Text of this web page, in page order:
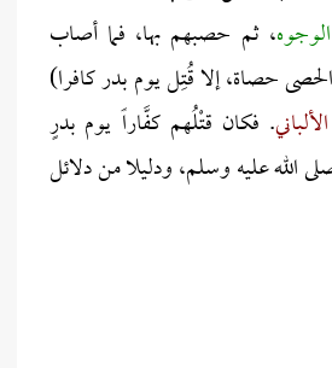
الوجوه، ثم حصبهم بها، فما أصاب
حصاة، إلا قُتِل يوم بدر كافرا)
الألباني. فكان قتْلُهم كفَّاراً يوم بدرٍ
الله عليه وسلم، ودليلا من دلائل